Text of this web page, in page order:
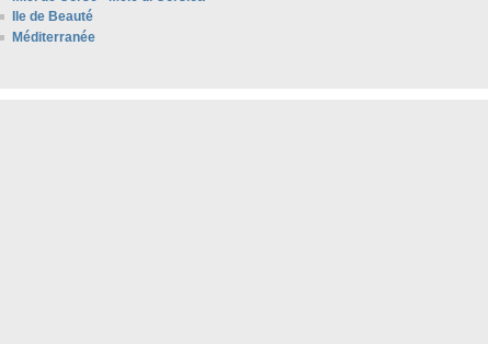
Ile de Beauté
Méditerranée